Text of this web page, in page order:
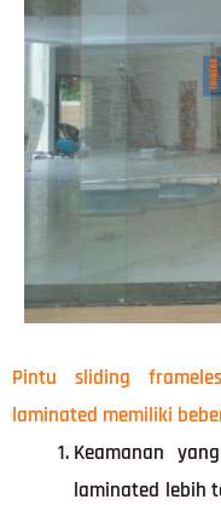
Pintu sliding
laminated memiliki
Keamanan
laminated lebih